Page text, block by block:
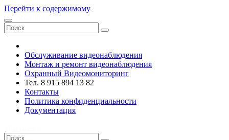
Перейти к содержимому
Обслуживание видеонаблюдения
Монтаж и ремонт видеонаблюдения
Охранный Видеомониторинг
Тел. 8 915 894 13 82
Контакты
Политика конфиденциальности
Документация